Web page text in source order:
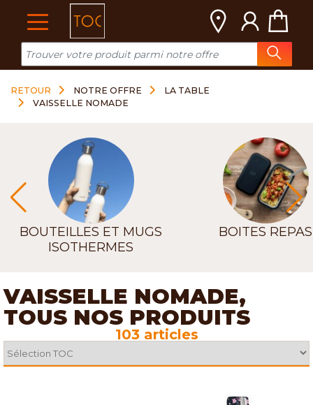
RETOUR NOTRE OFFRE
LA TABLE
VAISSELLE NOMADE
BOUTEILLES ET MUGS
ISOTHERMES
BOITES REPAS
VAISSELLE NOMADE,
TOUS NOS PRODUITS
103 articles
Cookies management panel